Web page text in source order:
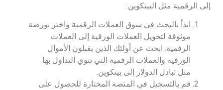
إلى الرقمية مثل البيتكوين:
ابدأ بالبحث في سوق العملات الرقمية واختر بورصة
موثوقة لتحويل العملات الورقية إلى العملات
الرقمية. ابحث عن أولئك الذين يقبلون الأموال
الورقية والعملات الرقمية التي تنوي التداول بها
مثل تبادل الدولار إلى بيتكوين.
قم بالتسجيل في المنصة المختارة للحصول على